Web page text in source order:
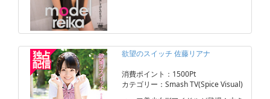
欲望のスイッチ 佐藤リアナ
消費ポイント：1500Pt
カテゴリー：Smash TV(Spice Visual)